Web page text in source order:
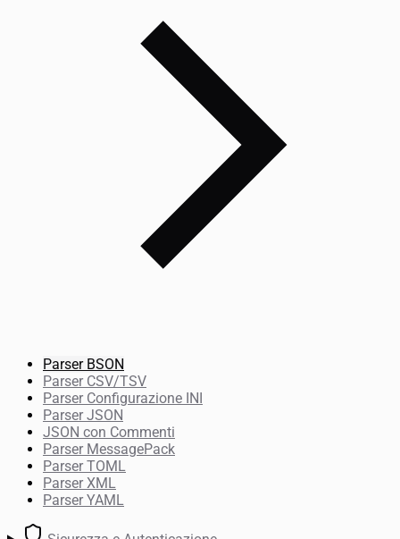
Parser BSON
Parser CSV/TSV
Parser Configurazione INI
Parser JSON
JSON con Commenti
Parser MessagePack
Parser TOML
Parser XML
Parser YAML